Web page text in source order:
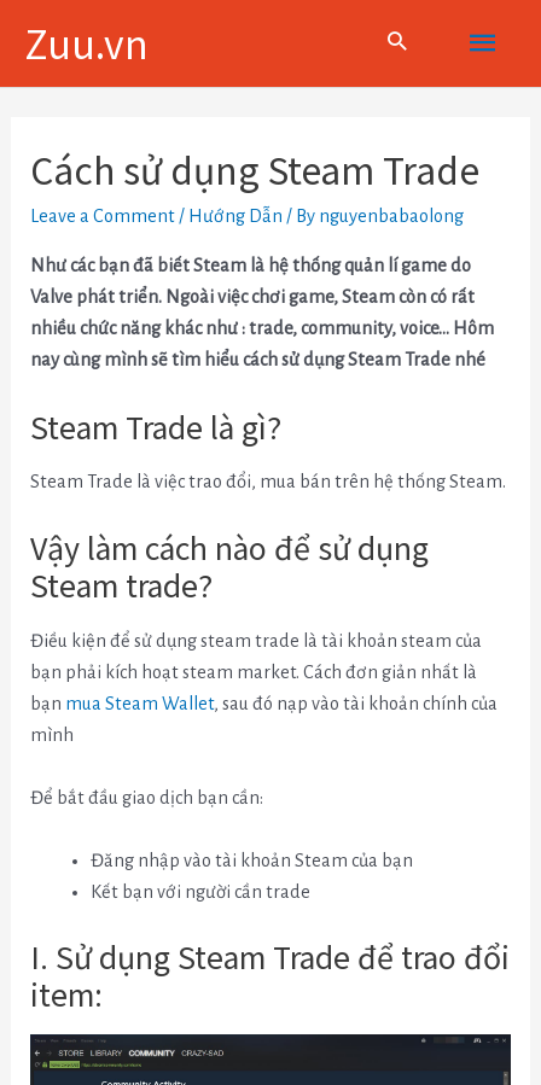
Zuu.vn
Main
Menu
Cách sử dụng Steam Trade
Leave a Comment / Hướng Dẫn / By nguyenbabaolong
Như các bạn đã biết Steam là hệ thống quản lí game do
Valve phát triển. Ngoài việc chơi game, Steam còn có rất
nhiều chức năng khác như : trade, community, voice… Hôm
nay cùng mình sẽ tìm hiểu cách sử dụng Steam Trade nhé
Steam Trade là gì?
Steam Trade là việc trao đổi, mua bán trên hệ thống Steam.
Vậy làm cách nào để sử dụng
Steam trade?
Điều kiện để sử dụng steam trade là tài khoản steam của
bạn phải kích hoạt steam market. Cách đơn giản nhất là
bạn mua Steam Wallet, sau đó nạp vào tài khoản chính của
mình
Để bắt đầu giao dịch bạn cần:
Đăng nhập vào tài khoản Steam của bạn
Kết bạn với người cần trade
I. Sử dụng Steam Trade để trao đổi
item:
bài